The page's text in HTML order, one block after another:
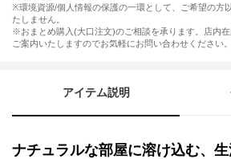
※環境資源/個人情報の保護の一環として、ご希望の方
たしません。
※おまとめ購入(大口注文)のご相談を承ります。店内
ご案内いたしますのでお気軽にお問い合わせください。
アイテム説明
ナチュラルな部屋に溶け込む、